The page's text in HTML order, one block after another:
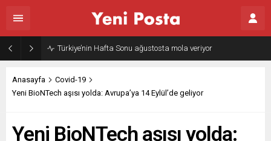
Türkiye’nin Hafta Sonu ağustosta mola veriyor
Anasayfa
Covid-19
Yeni BioNTech aşısı yolda: Avrupa’ya 14 Eylül’de geliyor
Yeni BioNTech aşısı yolda: